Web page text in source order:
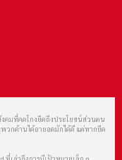
คมที่คดโกงยึดถึงประโยชน์ส่วนตน
กด้านได้อายอดมักได้ดี แต่หากยึด